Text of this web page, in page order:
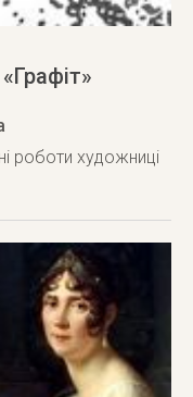
роботи художниці